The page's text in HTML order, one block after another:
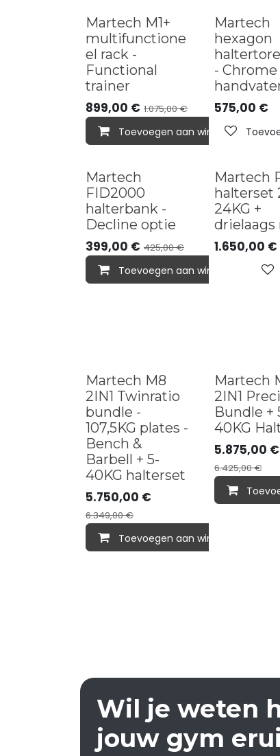
Martech M1+
multifunctione
el rack -
Functional
trainer
899,00 € 1.075,00€
Toevoegen aan winkelmandje
Martech
hexagon
- Chrome
575,00 €
Martech
FID2000
halterbank -
Decline optie
399,00 € 425,00€
Toevoegen aan winkelmandje
Sold out
Martech
halterset
24KG +
drielaags
1.650,00 €
Bundle deal
Martech M8
2IN1 Twinratio
bundle -
107,5KG plates -
Bench &
Barbell + 5-
40KG halterset
5.750,00 €
6.349,00€
Toevoegen aan winkelmandje
Bundle deal
Martech
2IN1
Bundle +
40KG
5.875,00 €
6.425,00€
Wil je weten
jouw gym